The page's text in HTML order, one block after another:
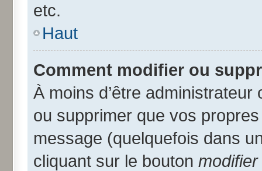
etc.
Haut
Comment modifier ou
À moins d’être
ou supprimer que vos
message (quelquefois dans
cliquant sur le bouton modifier